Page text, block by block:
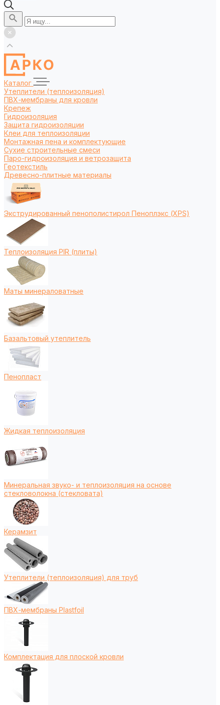
Каталог
Утеплители (теплоизоляция)
ПВХ-мембраны для кровли
Крепеж
Гидроизоляция
Защита гидроизоляции
Клеи для теплоизоляции
Монтажная пена и комплектующие
Сухие строительные смеси
Паро-гидроизоляция и ветрозащита
Геотекстиль
Древесно-плитные материалы
Экструдированный пенополистирол Пеноплэкс (XPS)
Теплоизоляция PIR (плиты)
Маты минераловатные
Базальтовый утеплитель
Пенопласт
Жидкая теплоизоляция
Минеральная звуко- и теплоизоляция на основе
стекловолокна (стекловата)
Керамзит
Утеплители (теплоизоляция) для труб
ПВХ-мембраны Plastfoil
Комплектация для плоской кровли